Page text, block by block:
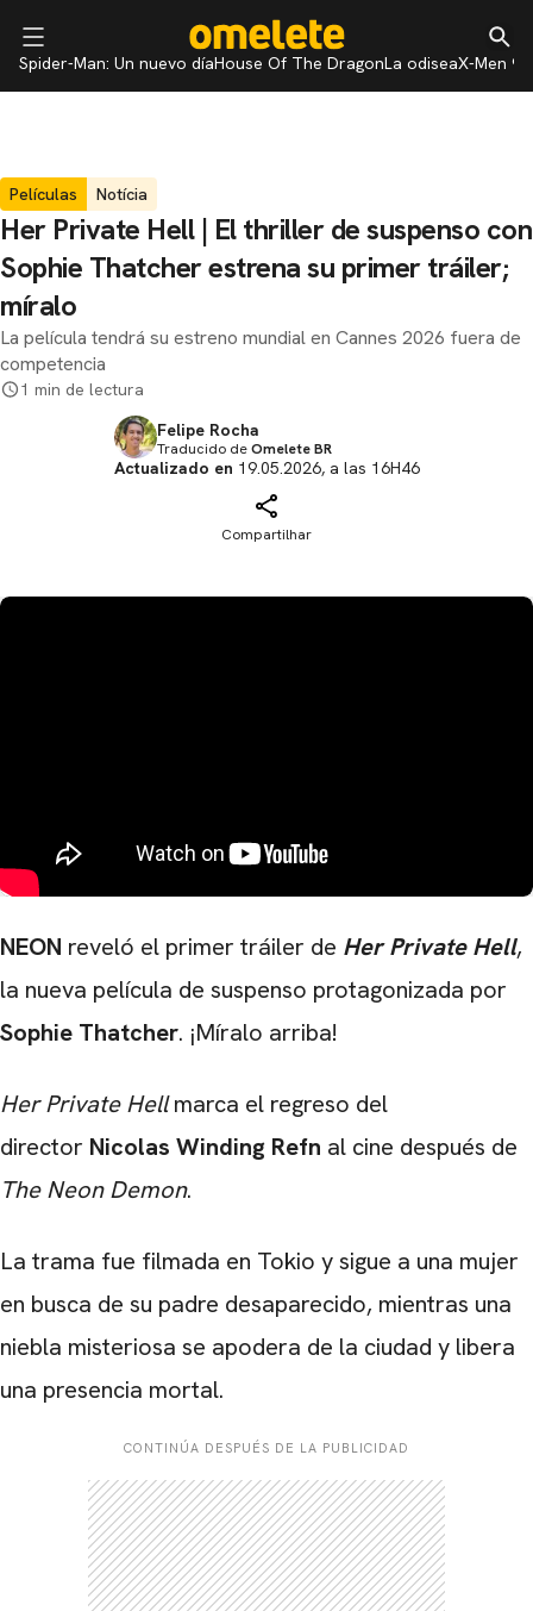
Spider-Man: Un nuevo díaHouse Of The DragonLa odiseaX-Men 97
Películas Notícia
Her Private Hell | El thriller de suspenso con
Sophie Thatcher estrena su primer tráiler;
míralo
La película tendrá su estreno mundial en Cannes 2026 fuera de
competencia
1 min de lectura
Felipe Rocha
Traducido deOmelete BR
Actualizado en 19.05.2026, a las 16H46
Compartilhar
NEON reveló el primer tráiler de Her Private Hell,
la nueva película de suspenso protagonizada por
Sophie Thatcher. ¡Míralo arriba!
Her Private Hellmarca el regreso del
director Nicolas Winding Refn al cine después de
The Neon Demon.
La trama fue filmada en Tokio y sigue a una mujer
en busca de su padre desaparecido, mientras una
niebla misteriosa se apodera de la ciudad y libera
una presencia mortal.
CONTINÚA DESPUÉS DE LA PUBLICIDAD
CARREGANDO PUBLICIDADE